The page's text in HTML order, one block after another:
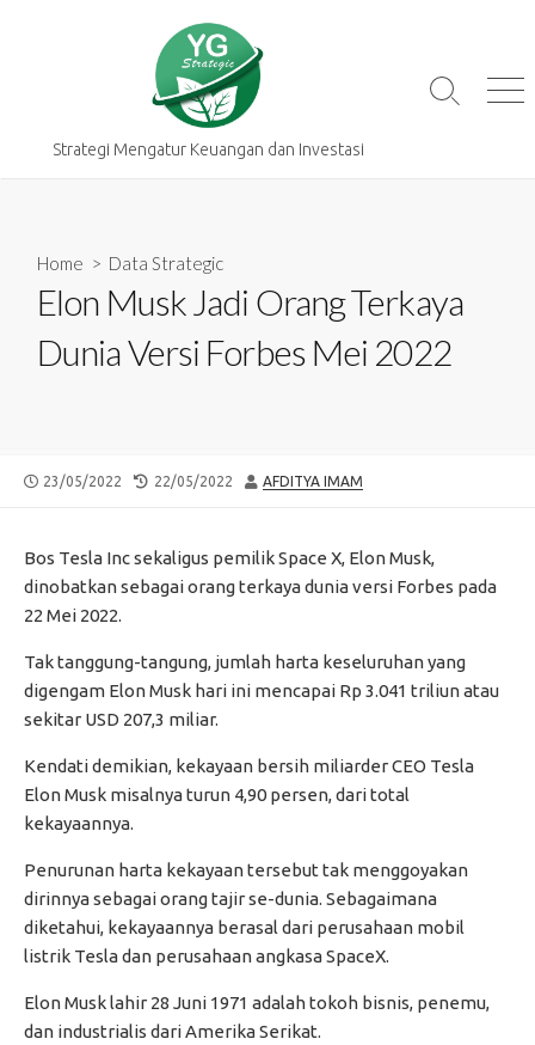
Strategi Mengatur Keuangan dan Investasi
Search
Home > Data Strategic
Elon Musk Jadi Orang Terkaya
Dunia Versi Forbes Mei 2022
PUBLISHED
23/05/2022
LAST
22/05/2022 AUTHOR
AFDITYA IMAM
Bos Tesla Inc sekaligus pemilik Space X, Elon Musk,
dinobatkan sebagai orang terkaya dunia versi Forbes pada
22 Mei 2022.
Tak tanggung-tangung, jumlah harta keseluruhan yang
digengam Elon Musk hari ini mencapai Rp 3.041 triliun atau
sekitar USD 207,3 miliar.
Kendati demikian, kekayaan bersih miliarder CEO Tesla
Elon Musk misalnya turun 4,90 persen, dari total
kekayaannya.
Penurunan harta kekayaan tersebut tak menggoyakan
dirinnya sebagai orang tajir se-dunia. Sebagaimana
diketahui, kekayaannya berasal dari perusahaan mobil
listrik Tesla dan perusahaan angkasa SpaceX.
Elon Musk lahir 28 Juni 1971 adalah tokoh bisnis, penemu,
dan industrialis dari Amerika Serikat.